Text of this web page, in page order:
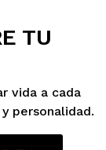
TU
vida a cada
personalidad.